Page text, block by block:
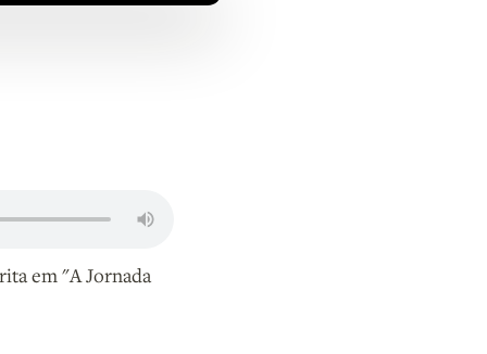
em "A Jornada